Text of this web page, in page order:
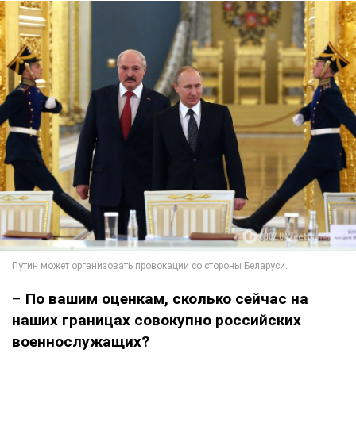
– По вашим оценкам, сколько сейчас на
наших границах совокупно российских
военнослужащих?